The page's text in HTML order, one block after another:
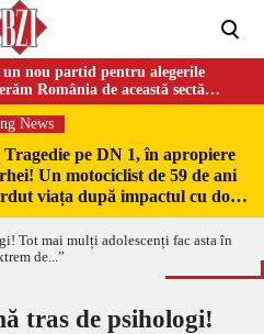
nou partid pentru alegerile
România de această sectă
News
Tragedie pe DN 1, în apropiere
Un motociclist de 59 de ani
viața după impactul cu două
tras de psihologi!